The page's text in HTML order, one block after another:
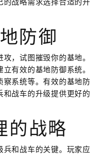
的战略需求选择合适的升
防御
，试图摧毁你的基地。
有效的基地防御系统。
察系统等。有效的基地防
战车的升级提供更好的
的战略
兵和战车的关键。玩家应